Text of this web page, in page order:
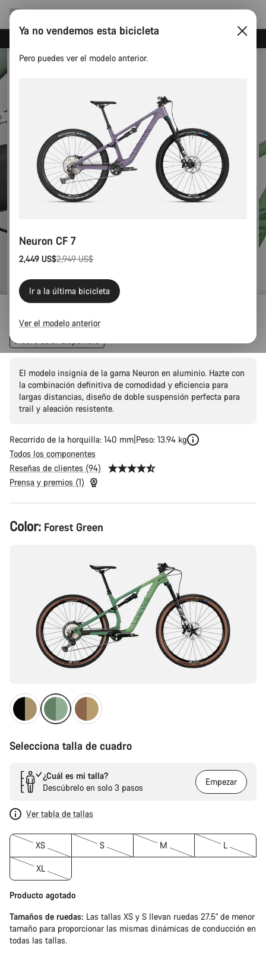
Neuron 7
Nuevo color disponible
El modelo insignia de la gama Neuron en aluminio. Hazte con
la combinación definitiva de comodidad y eficiencia para
largas distancias, diseño de doble suspensión perfecta para
trail y aleación resistente.
Recorrido de la horquilla: 140 mm Peso: 13.94 kg
Todos los componentes
Reseñas de clientes (94)
Prensa y premios (1)
Configuración
del
Color: Forest Green
Selecciona talla de cuadro
¿Cuál es mi talla?
Descúbrelo en solo 3 pasos
Empezar
Ver tabla de tallas
XS S M L
XL
Producto agotado
Tamaños de ruedas: Las tallas XS y S llevan ruedas 27.5" de menor
tamaño para proporcionar las mismas dinámicas de conducción en
todas las tallas.
Ya no vendemos esta bicicleta
Pero puedes ver el modelo anterior.
Neuron CF 7
2,449 US$
Precio
2,949 US$
Ir a la última bicicleta
Ver el modelo anterior